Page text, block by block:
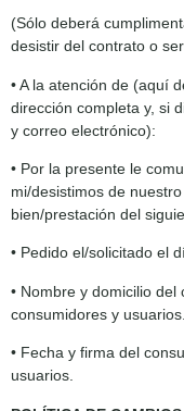
(Sólo deberá
desistir del contrato o
• A la atención de (aquí
dirección completa y, si
y correo electrónico):
• Por la presente le
mi/desistimos de
bien/prestación del
• Pedido el/solicitado el
• Nombre y domicilio
consumidores y usuarios.
• Fecha y firma del
usuarios.